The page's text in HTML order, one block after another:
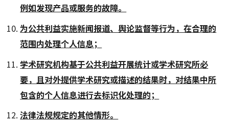
例如发现产品或服务的故障。
为公共利益实施新闻报道、舆论监督等行为，在合理的
范围内处理个人信息；
学术研究机构基于公共利益开展统计或学术研究所必
要，且对外提供学术研究或描述的结果时，对结果中所
包含的个人信息进行去标识化处理的；
法律法规规定的其他情形。